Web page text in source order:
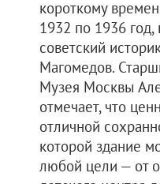
короткому
1932 по 1936
советский
Магомедов.
Музея Москвы
отмечает, что
отличной
которой здание
любой цели — от